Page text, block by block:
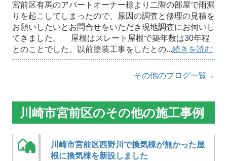
宮前区有馬のアパートオーナー様より二階の部屋で雨漏
りを起こしてしまったので、原因の調査と修理の見積を
お願いしたいとお問合せをいただき現地調査にお伺いし
てきました。 屋根はスレート屋根で築年数は30年程
とのことでした。以前塗装工事をしたとの...続きを読む
その他のブログ一覧→
川崎市宮前区のその他の施工事例
川崎市宮前区西野川で換気棟が無かった屋
根に換気棟を新設しました